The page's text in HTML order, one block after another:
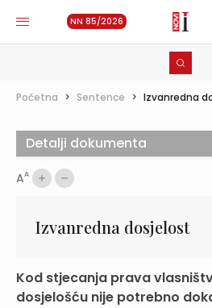
NN 85/2026
Početna > Sentence > Izvanredna
AA
Izvanredna dosjelost
Kod stjecanja prava
dosjelošću nije potrebno
Detalji dokumenta